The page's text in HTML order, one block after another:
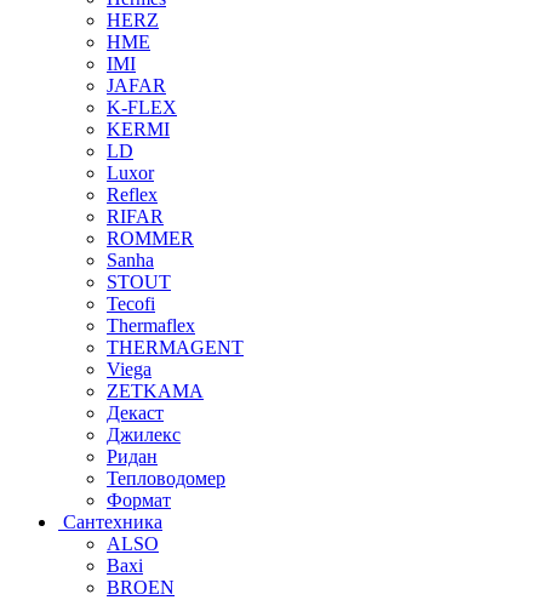
HERZ
HME
IMI
JAFAR
K-FLEX
KERMI
LD
Luxor
Reflex
RIFAR
ROMMER
Sanha
STOUT
Tecofi
Thermaflex
THERMAGENT
Viega
ZETKAMA
Декаст
Джилекс
Ридан
Тепловодомер
Формат
Сантехника
ALSO
Baxi
BROEN